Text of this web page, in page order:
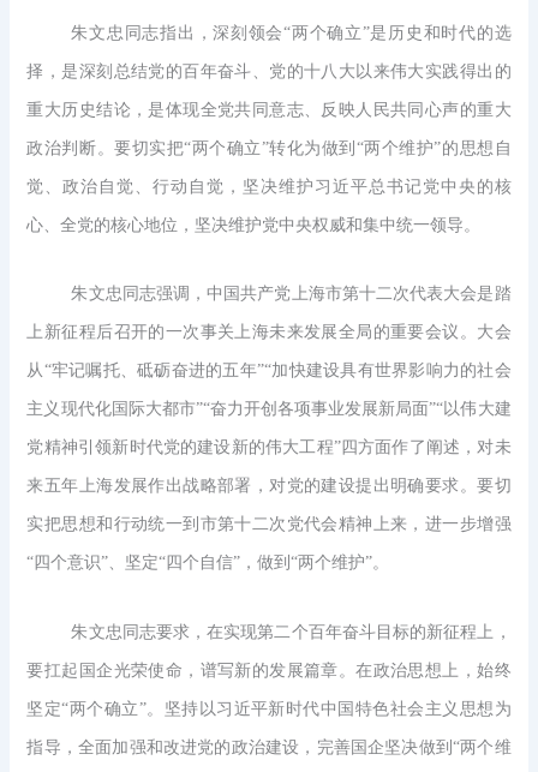
朱文忠同志指出，深刻领会“两个确立”是历史和时代的选
择，是深刻总结党的百年奋斗、党的十八大以来伟大实践得出的
重大历史结论，是体现全党共同意志、反映人民共同心声的重大
政治判断。要切实把“两个确立”转化为做到“两个维护”的思想自
觉、政治自觉、行动自觉，坚决维护习近平总书记党中央的核
心、全党的核心地位，坚决维护党中央权威和集中统一领导。
朱文忠同志强调，中国共产党上海市第十二次代表大会是踏
上新征程后召开的一次事关上海未来发展全局的重要会议。大会
从“牢记嘱托、砥砺奋进的五年”“加快建设具有世界影响力的社会
主义现代化国际大都市”“奋力开创各项事业发展新局面”“以伟大建
党精神引领新时代党的建设新的伟大工程”四方面作了阐述，对未
来五年上海发展作出战略部署，对党的建设提出明确要求。要切
实把思想和行动统一到市第十二次党代会精神上来，进一步增强
“四个意识”、坚定“四个自信”，做到“两个维护”。
朱文忠同志要求，在实现第二个百年奋斗目标的新征程上，
要扛起国企光荣使命，谱写新的发展篇章。在政治思想上，始终
坚定“两个确立”。坚持以习近平新时代中国特色社会主义思想为
指导，全面加强和改进党的政治建设，完善国企坚决做到“两个维